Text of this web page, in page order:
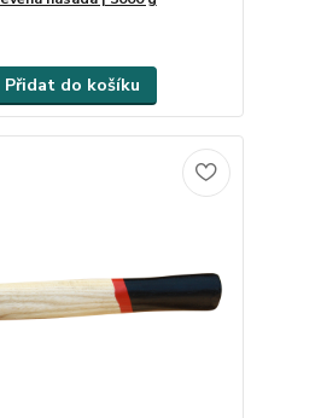
Přidat do košíku